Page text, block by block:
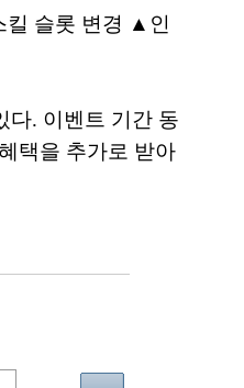
킬 슬롯 변경 ▲인
다. 이벤트 기간 동
택을 추가로 받아